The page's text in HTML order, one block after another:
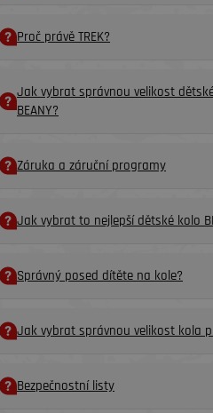
Proč právě TREK?
Jak vybrat správnou velikost
BEANY?
Záruka a záruční programy
Jak vybrat to nejlepší dětské kolo
Správný posed dítěte na kole?
Jak vybrat správnou velikost kola
Bezpečnostní listy